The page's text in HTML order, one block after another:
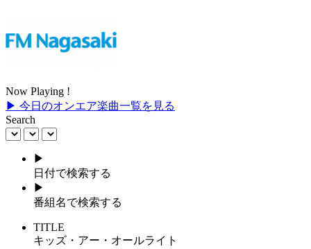
Now Playing !
▶ 今日のオンエア楽曲一覧を見る
Search
▶
日付で検索する
▶
番組名で検索する
TITLE
キッズ・アー・オールライト